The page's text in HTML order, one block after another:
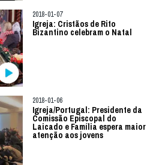
2018-01-07
Igreja: Cristãos de Rito
Bizantino celebram o Natal
2018-01-06
Igreja/Portugal: Presidente da
Comissão Episcopal do
Laicado e Família espera maior
atenção aos jovens